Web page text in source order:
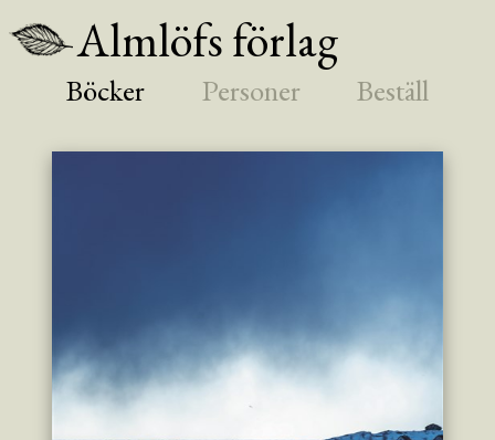
Almlöfs förlag
Böcker Personer Beställ